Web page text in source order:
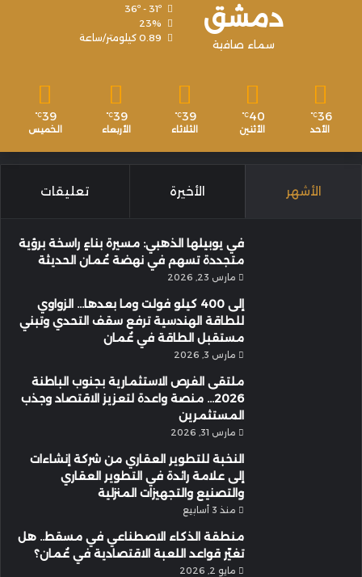
دمشق
سماء صافية
36º - 31º
23%
0.89 كيلومتر/ساعة
36
℃
الأحد
40
℃
الأثنين
39
℃
الثلاثاء
39
℃
الأربعاء
39
℃
الخميس
الأشهر الأخيرة تعليقات
في يوبيلها الذهبي: مسيرة بناءٍ راسخة برؤية
متجددة تسهم في نهضة عُمان الحديثة
مارس 23, 2026
إلى 400 كيلو فولت وما بعدها… الزواوي
للطاقة الهندسية ترفع سقف التحدي وتبني
مستقبل الطاقة في عُمان
مارس 3, 2026
ملتقى الفرص الاستثمارية بجنوب الباطنة
2026… منصة واعدة لتعزيز الاقتصاد وجذب
المستثمرين
مارس 31, 2026
النخبة للتطوير العقاري من شركة إنشاءات
إلى علامة رائدة في التطوير العقاري
والتصنيع والتجهيزات المنزلية
منذ 3 أسابيع
منطقة الذكاء الاصطناعي في مسقط.. هل
تغيّر قواعد اللعبة الاقتصادية في عُمان؟
مايو 2, 2026